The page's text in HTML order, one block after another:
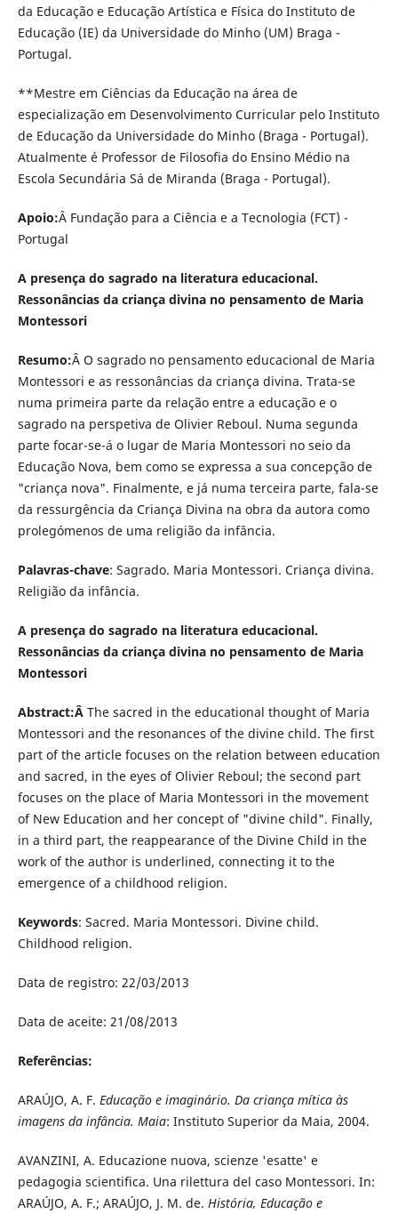
da Educação e Educação Artística e Física do Instituto de
Educação (IE) da Universidade do Minho (UM) Braga -
Portugal.
**Mestre em Ciências da Educação na área de
especialização em Desenvolvimento Curricular pelo Instituto
de Educação da Universidade do Minho (Braga - Portugal).
Atualmente é Professor de Filosofia do Ensino Médio na
Escola Secundária Sá de Miranda (Braga - Portugal).
Apoio:Â Fundação para a Ciência e a Tecnologia (FCT) -
Portugal
A presença do sagrado na literatura educacional.
Ressonâncias da criança divina no pensamento de Maria
Montessori
Resumo:Â O sagrado no pensamento educacional de Maria
Montessori e as ressonâncias da criança divina. Trata-se
numa primeira parte da relação entre a educação e o
sagrado na perspetiva de Olivier Reboul. Numa segunda
parte focar-se-á o lugar de Maria Montessori no seio da
Educação Nova, bem como se expressa a sua concepção de
"criança nova". Finalmente, e já numa terceira parte, fala-se
da ressurgência da Criança Divina na obra da autora como
prolegómenos de uma religião da infância.
Palavras-chave: Sagrado. Maria Montessori. Criança divina.
Religião da infância.
A presença do sagrado na literatura educacional.
Ressonâncias da criança divina no pensamento de Maria
Montessori
Abstract:Â The sacred in the educational thought of Maria
Montessori and the resonances of the divine child. The first
part of the article focuses on the relation between education
and sacred, in the eyes of Olivier Reboul; the second part
focuses on the place of Maria Montessori in the movement
of New Education and her concept of "divine child". Finally,
in a third part, the reappearance of the Divine Child in the
work of the author is underlined, connecting it to the
emergence of a childhood religion.
Keywords: Sacred. Maria Montessori. Divine child.
Childhood religion.
Data de registro: 22/03/2013
Data de aceite: 21/08/2013
Referências:
ARAÚJO, A. F. Educação e imaginário. Da criança mítica às
imagens da infância. Maia: Instituto Superior da Maia, 2004.
AVANZINI, A. Educazione nuova, scienze 'esatte' e
pedagogia scientifica. Una rilettura del caso Montessori. In:
ARAÚJO, A. F.; ARAÚJO, J. M. de. História, Educação e